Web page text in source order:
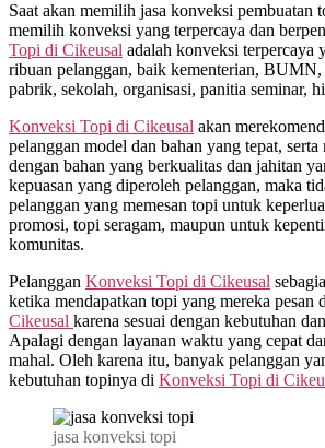
Saat akan memilih jasa konveksi pembuatan
memilih konveksi yang terpercaya dan
Topi di Cikeusal adalah konveksi terpercaya
ribuan pelanggan, baik kementerian, BUMN,
pabrik, sekolah, organisasi, panitia seminar,
Konveksi Topi di Cikeusal akan
pelanggan model dan bahan yang tepat,
dengan bahan yang berkualitas dan jahitan
kepuasan yang diperoleh pelanggan, maka
pelanggan yang memesan topi untuk
promosi, topi seragam, maupun untuk
komunitas.
Pelanggan Konveksi Topi di Cikeusal
ketika mendapatkan topi yang mereka pesan
Cikeusal karena sesuai dengan kebutuhan
Apalagi dengan layanan waktu yang cepat
mahal. Oleh karena itu, banyak pelanggan
kebutuhan topinya di Konveksi Topi di
jasa konveksi topi